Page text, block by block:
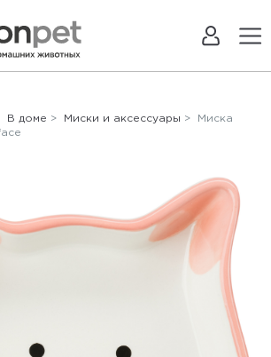
В доме > Миски и аксессуары > Миска